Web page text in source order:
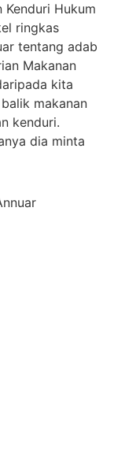
Kenduri Hukum
ringkas
tentang adab
Makanan
kita
makanan
kenduri.
dia minta